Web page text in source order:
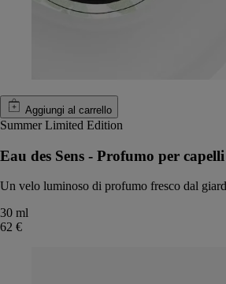
Aggiungi al carrello
Summer Limited Edition
Eau des Sens - Profumo per capelli
Un velo luminoso di profumo fresco dal
30 ml
62 €